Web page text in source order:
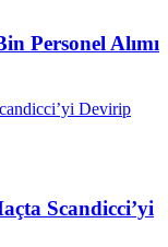
Personel Alımı
Scandicci’yi